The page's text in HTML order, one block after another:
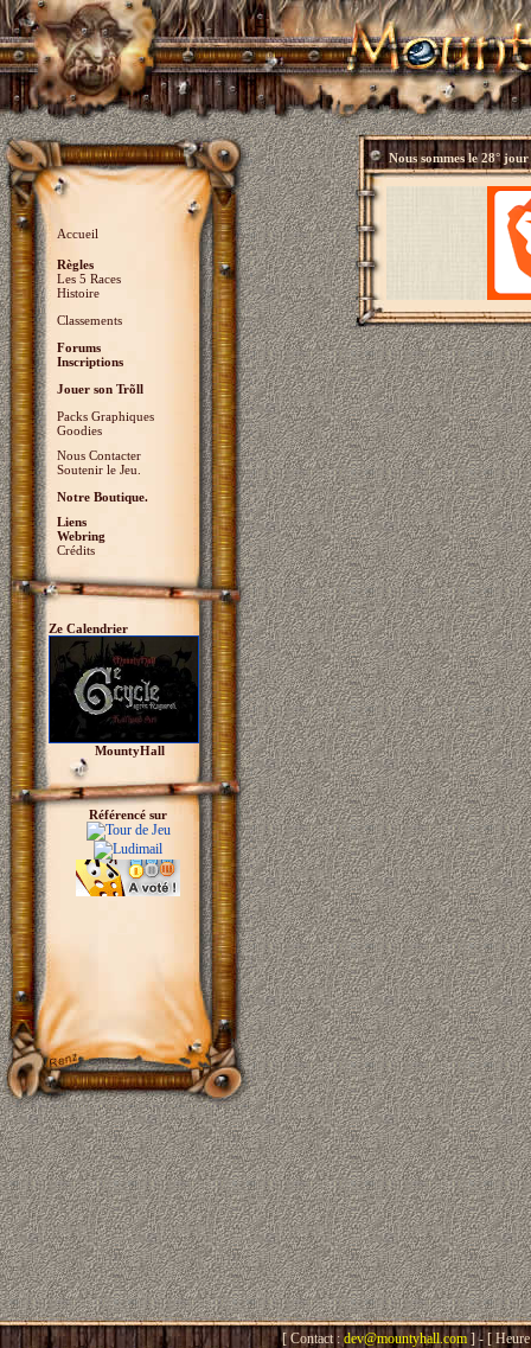
Accueil
Règles
Les 5 Races
Histoire
Classements
Forums
Inscriptions
Jouer son Trõll
Packs Graphiques
Goodies
Nous Contacter
Soutenir le Jeu.
Notre Boutique.
Liens
Webring
Crédits
Ze Calendrier
MountyHall
Référencé sur
Nous sommes le28° jour
[ Contact : dev@mountyhall.com] - [ Heure